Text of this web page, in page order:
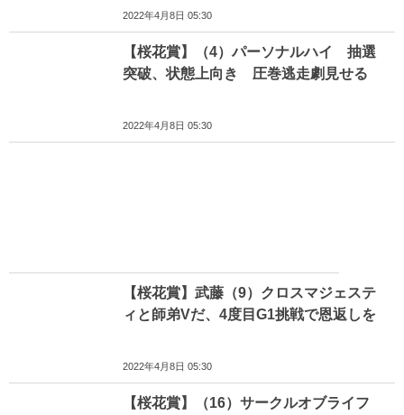
2022年4月8日 05:30
【桜花賞】（4）パーソナルハイ 抽選
突破、状態上向き 圧巻逃走劇見せる
2022年4月8日 05:30
【桜花賞】武藤（9）クロスマジェステ
ィと師弟Vだ、4度目G1挑戦で恩返しを
2022年4月8日 05:30
【桜花賞】（16）サークルオブライフ